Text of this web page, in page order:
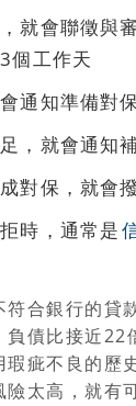
就會聯徵與
個工作天
通知準備對
，就會通知
對保，就會
時，通常是
合銀行的貸
負債比接近22
疵不良的歷
太高，就有